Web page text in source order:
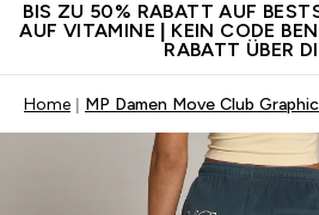
BIS ZU 50% RABATT AUF
AUF VITAMINE | KEIN CODE
RABATT ÜBER
Home MP Damen Move Club